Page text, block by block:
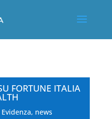
FORTUNE ITALIA
Evidenza, news